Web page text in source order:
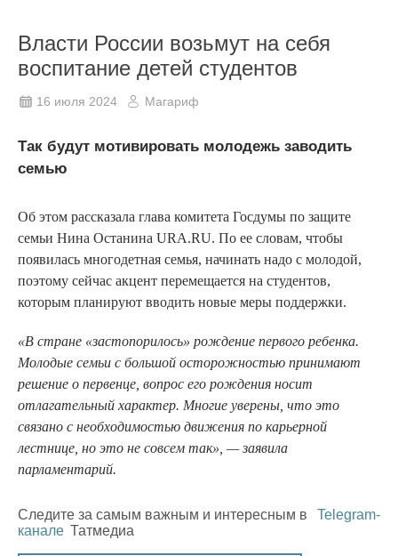
Власти России возьмут на себя
воспитание детей студентов
16 июля 2024 Магариф
Так будут мотивировать молодежь заводить
семью
Об этом рассказала глава комитета Госдумы по защите
семьи Нина Останина URA.RU. По ее словам, чтобы
появилась многодетная семья, начинать надо с молодой,
поэтому сейчас акцент перемещается на студентов,
которым планируют вводить новые меры поддержки.
«В стране «застопорилось» рождение первого ребенка.
Молодые семьи с большой осторожностью принимают
решение о первенце, вопрос его рождения носит
отлагательный характер. Многие уверены, что это
связано с необходимостью движения по карьерной
лестнице, но это не совсем так», — заявила
парламентарий.
Следите за самым важным и интересным в
Telegram-
канале Татмедиа